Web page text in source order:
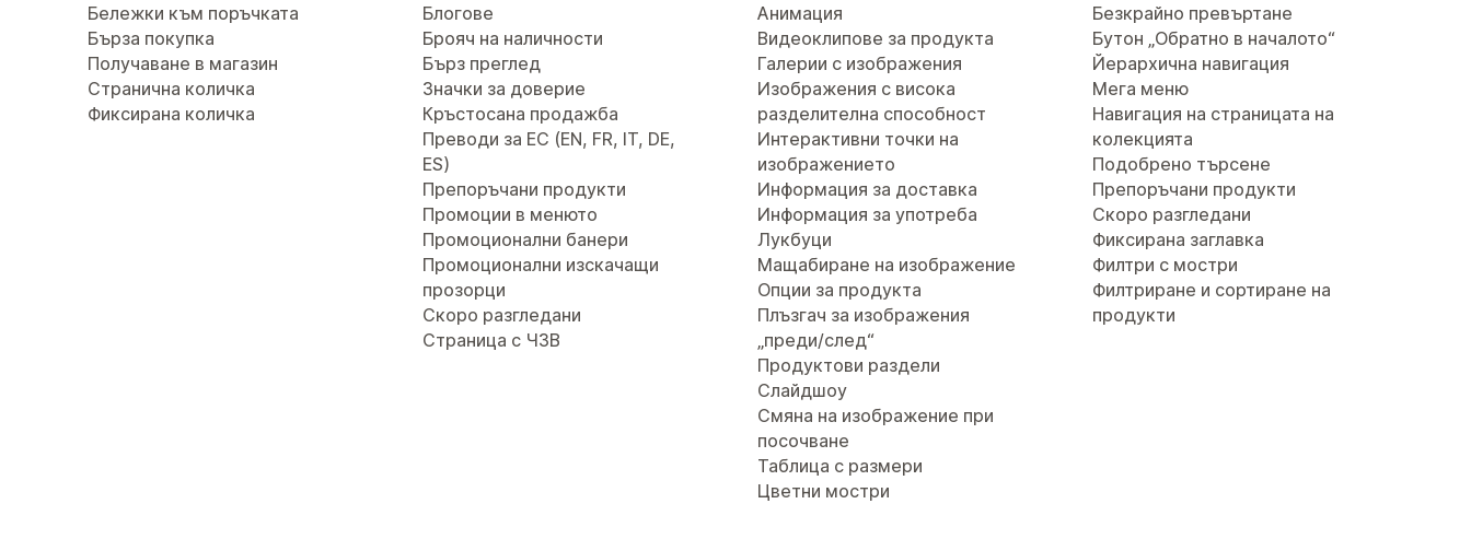
Бележки към поръчката
Бърза покупка
Получаване в магазин
Странична количка
Фиксирана количка
Блогове
Брояч на наличности
Бърз преглед
Значки за доверие
Кръстосана продажба
Преводи за ЕС (EN, FR, IT, DE,
ES)
Препоръчани продукти
Промоции в менюто
Промоционални банери
Промоционални изскачащи
прозорци
Скоро разгледани
Страница с ЧЗВ
Анимация
Видеоклипове за продукта
Галерии с изображения
Изображения с висока
разделителна способност
Интерактивни точки на
изображението
Информация за доставка
Информация за употреба
Лукбуци
Мащабиране на изображение
Опции за продукта
Плъзгач за изображения
„преди/след“
Продуктови раздели
Слайдшоу
Смяна на изображение при
посочване
Таблица с размери
Цветни мостри
Безкрайно превъртане
Бутон „Обратно в началото“
Йерархична навигация
Мега меню
Навигация на страницата на
колекцията
Подобрено търсене
Препоръчани продукти
Скоро разгледани
Фиксирана заглавка
Филтри с мостри
Филтриране и сортиране на
продукти